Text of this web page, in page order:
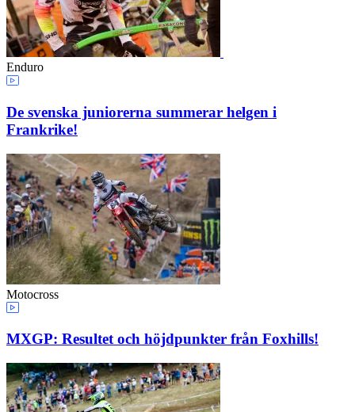
Enduro
De svenska juniorerna summerar helgen i
Frankrike!
Motocross
MXGP: Resultet och höjdpunkter från Foxhills!